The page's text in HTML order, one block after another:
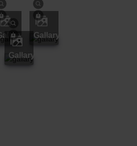
gallary gallary
gallary